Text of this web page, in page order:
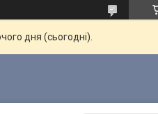
дня (сьогодні).